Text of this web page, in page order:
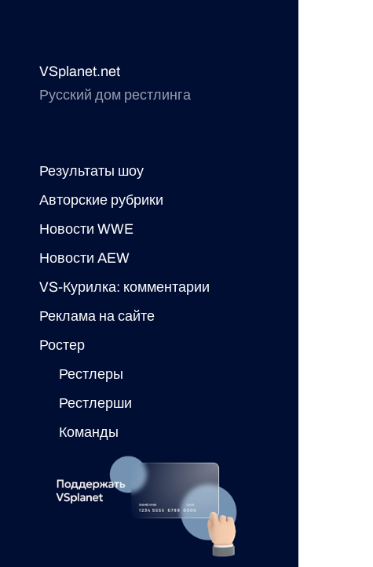
VSplanet.net
Русский дом рестлинга
Результаты шоу
Авторские рубрики
Новости WWE
Новости AEW
VS-Курилка: комментарии
Реклама на сайте
Ростер
Рестлеры
Рестлерши
Команды